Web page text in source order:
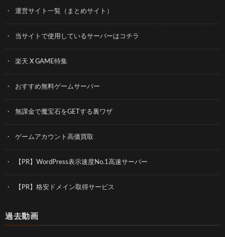
運営サイト一覧（まとめサイト）
当サイトで使用しているサーバーはコチラ
楽天 X GAME特集
おすすめ無料ゲームサーバー
無課金で魔宝石をGETする裏ワザ
ゲームアカウント高価買取
【PR】WordPress表示速度No.1高速サーバー
【PR】格安ドメイン取得サービス
過去動画